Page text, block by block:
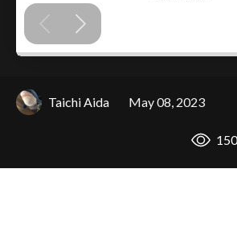
Taichi Aida May 08, 2023